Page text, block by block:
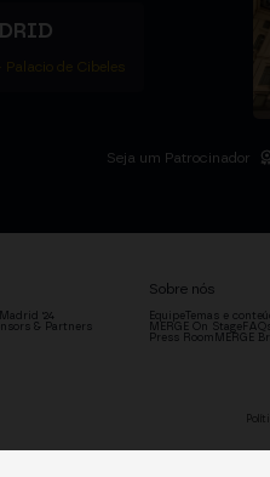
de Cibeles
Seja um Patrocinador
'24
& Partners
Sobre nós
EquipeTemas e
MERGE On Stage
Press Room MERGE